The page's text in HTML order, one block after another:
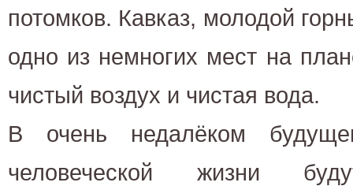
потомков. Кавказ, молодой
одно из немногих мест на
чистый воздух и чистая вода.
В очень недалёком
человеческой жизни